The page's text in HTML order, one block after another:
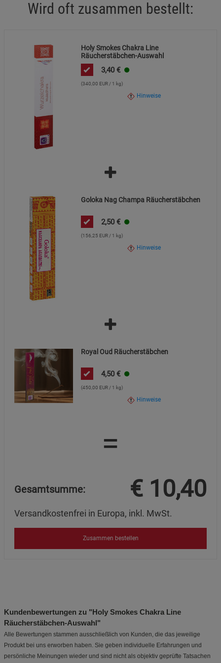
Wird oft zusammen bestellt:
Holy Smokes Chakra Line
Räucherstäbchen-Auswahl
3,40 €
(340,00 EUR / 1 kg)
Hinweise
Goloka Nag Champa Räucherstäbchen
2,50 €
(156,25 EUR / 1 kg)
Hinweise
Royal Oud Räucherstäbchen
4,50 €
(450,00 EUR / 1 kg)
Hinweise
=
Gesamtsumme: € 10,40
Versandkostenfrei in Europa, inkl. MwSt.
Zusammen bestellen
Kundenbewertungen zu "Holy Smokes Chakra Line
Räucherstäbchen-Auswahl"
Alle Bewertungen stammen ausschließlich von Kunden, die das jeweilige
Produkt bei uns erworben haben. Sie geben individuelle Erfahrungen und
persönliche Meinungen wieder und sind nicht als objektiv geprüfte Tatsachen